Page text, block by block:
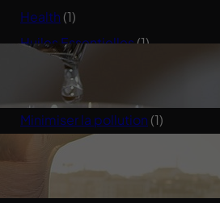
Health (1)
Huiles Essentielles(1)
Infos du site
Méditation – Spiritualité
Minimiser la pollution (1)
Santé(5)